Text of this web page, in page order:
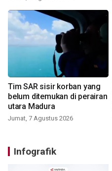
Tim SAR sisir korban yang
belum ditemukan di perairan
utara Madura
Jumat, 7 Agustus 2026
Infografik